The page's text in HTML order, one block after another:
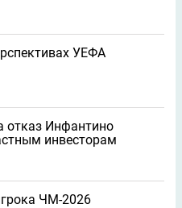
УЕФА
отказ Инфантино
инвесторам
ЧМ-2026